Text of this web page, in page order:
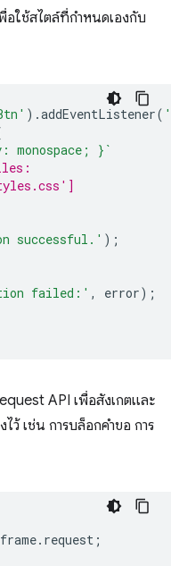
อใช้สไตล์ที่กำหนดเองกับ
).addEventListener(
monospace; }`
successful.' );
failed:' , error);
API เพื่อสังเกตและ
ว้ เช่น การบล็อกคำขอ การ
. request ;